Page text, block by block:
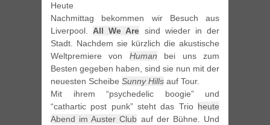
Heute
Nachmittag bekommen wir Besuch aus
Liverpool.All We Are sind wieder in der
Stadt. Nachdem sie kürzlich die akustische
Weltpremiere von Human bei uns zum
Besten gegeben haben, sind sie nun mit der
neuesten Scheibe Sunny Hills auf Tour.
Mit ihrem “psychedelic boogie” und
“cathartic post punk” steht das Trio heute
Abend im Auster Club auf der Bühne. Und